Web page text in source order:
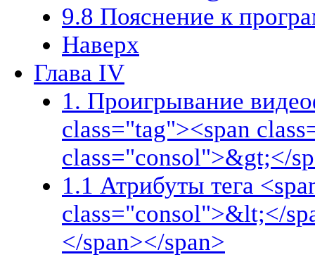
9.8 Пояснение к
Наверх
Глава IV
1. Проигрывание
class="tag"><span
class="consol">&gt;</
1.1 Атрибуты тега
class="consol">&lt;</
</span></span>